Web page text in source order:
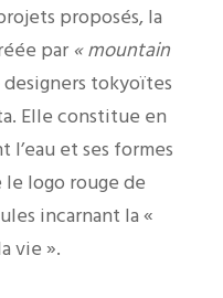
proposés, la
par« mountain
tokyoïtes
Elle constitue en
et ses formes
logo rouge de
incarnant la «
vie ».